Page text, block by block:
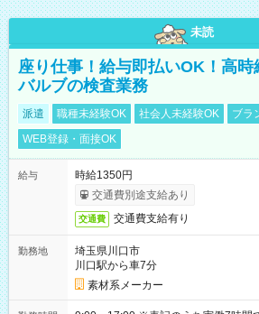
未読
座り仕事！給与即払いOK！高時
バルブの検査業務
派遣 職種未経験OK 社会人未経験OK
ブラ
WEB登録・面接OK
給与
時給1350円
交通費別途支給あり
交通費 交通費支給有り
勤務地
埼玉県川口市
川口駅から車7分
素材系メーカー